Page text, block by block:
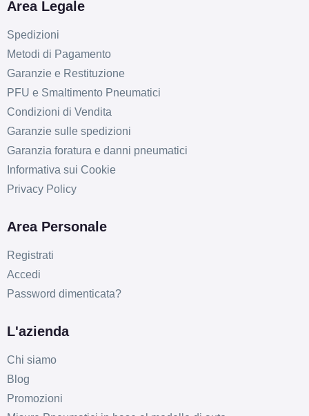
Area Legale
Spedizioni
Metodi di Pagamento
Garanzie e Restituzione
PFU e Smaltimento Pneumatici
Condizioni di Vendita
Garanzie sulle spedizioni
Garanzia foratura e danni pneumatici
Informativa sui Cookie
Privacy Policy
Area Personale
Registrati
Accedi
Password dimenticata?
L'azienda
Chi siamo
Blog
Promozioni